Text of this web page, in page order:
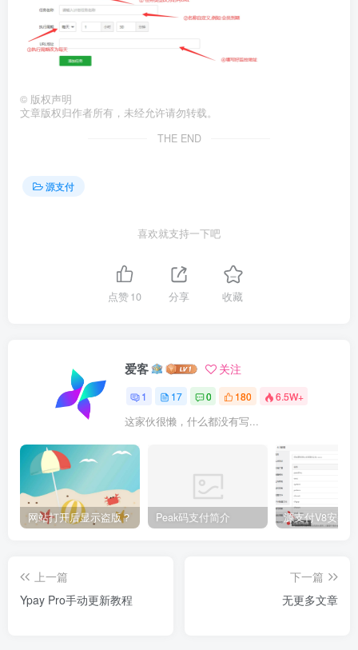
© 版权声明
文章版权归作者所有，未经允许请勿转载。
THE END
源支付
喜欢就支持一下吧
点赞10 分享 收藏
爱客 关注
1 17 0 180 6.5W+
这家伙很懒，什么都没有写...
网站打开后显示盗版？ Peak码支付简介
上一篇
Ypay Pro手动更新教程
下一篇
无更多文章